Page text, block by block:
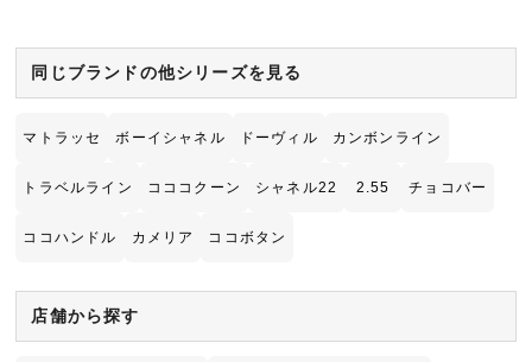
同じブランドの他シリーズを見る
マトラッセ ボーイシャネル ドーヴィル カンボンライン
トラベルライン コココクーン シャネル22 2.55 チョコバー
ココハンドル カメリア ココボタン
店舗から探す